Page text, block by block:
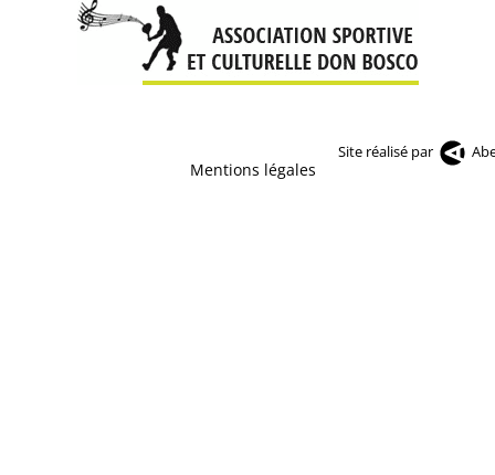
Mentions légales
Site réalisé par